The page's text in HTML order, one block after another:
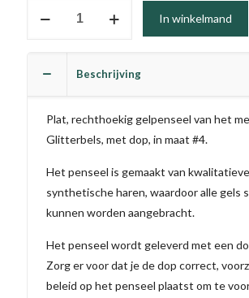
In winkelmand
Beschrijving
Plat, rechthoekig gelpenseel van het
Glitterbels, met dop, in maat #4.
Het penseel is gemaakt van
synthetische haren, waardoor alle gels
kunnen worden aangebracht.
Het penseel wordt geleverd met een
Zorg er voor dat je de dop correct,
beleid op het penseel plaatst om te